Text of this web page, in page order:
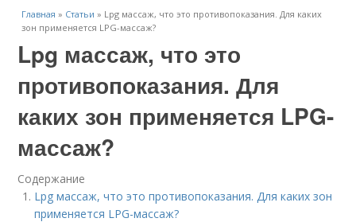
Главная » Статьи » Lpg массаж, что это противопоказания. Для каких
зон применяется LPG-массаж?
Lpg массаж, что это
противопоказания. Для
каких зон применяется LPG-
массаж?
Содержание
Lpg массаж, что это противопоказания. Для каких зон
применяется LPG-массаж?